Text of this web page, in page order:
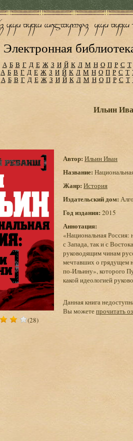
Электронная
А Б В Г Д Е Ж З И Й К Л М Н О П Р С Т
А Б В Г Д Е Ж З И Й К Л М Н О П Р С Т
А Б В Г Д Е Ж З И Й К Л М Н О П Р С Т
Ильин
(28)
Автор: Ильин Иван
Название:
Жанр: История
Издательский дом:
Год издания: 2015
Аннотация:
«Национальная Россия:
с Запада, так и с
руководящим чинам
мечтавших о грядущем
по-Ильину», которого
какой идеологией
Данная книга
Вы можетепрочитать